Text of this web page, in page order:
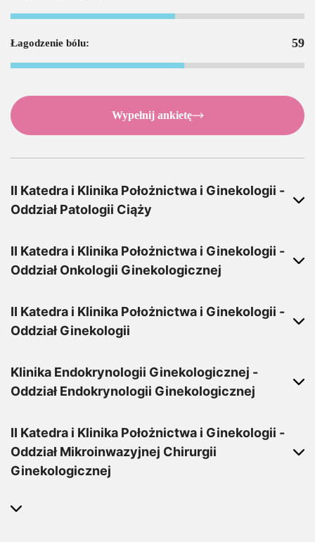
II Katedra i Klinika Położnictwa i Ginekologii -
Oddział Patologii Ciąży
II Katedra i Klinika Położnictwa i Ginekologii -
Oddział Onkologii Ginekologicznej
II Katedra i Klinika Położnictwa i Ginekologii -
Oddział Ginekologii
Klinika Endokrynologii Ginekologicznej -
Oddział Endokrynologii Ginekologicznej
II Katedra i Klinika Położnictwa i Ginekologii -
Oddział Mikroinwazyjnej Chirurgii
Ginekologicznej
Łagodzenie bólu: 59
Wypełnij ankietę